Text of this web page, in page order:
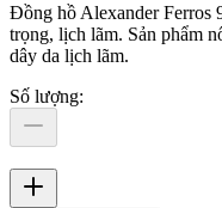
Đồng hồ Alexander Ferros
trọng, lịch lãm. Sản phẩm
dây da lịch lãm.
Số lượng: